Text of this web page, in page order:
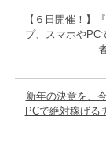
【６日開催！】
プ、スマホやPC
新年の決意を、
PCで絶対稼げる